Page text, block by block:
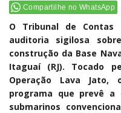
Compartilhe no WhatsApp
O Tribunal de Contas
auditoria sigilosa
construção da Base
Itaguaí (RJ). Tocado
Operação Lava Jato,
programa que prevê a
submarinos